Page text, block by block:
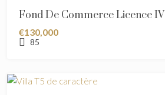
Fond De Commerce Licence IV
€130,000
85